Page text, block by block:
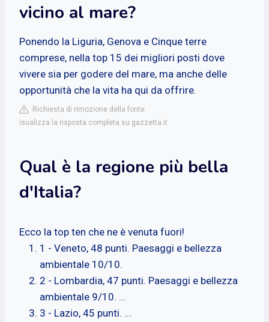
vicino al mare?
Ponendo la Liguria, Genova e Cinque terre
comprese, nella top 15 dei migliori posti dove
vivere sia per godere del mare, ma anche delle
opportunità che la vita ha qui da offrire.
Richiesta di rimozione della fonte
isualizza la risposta completa su gazzetta.it
Qual è la regione più bella
d'Italia?
Ecco la top ten che ne è venuta fuori!
1 - Veneto, 48 punti. Paesaggi e bellezza
ambientale 10/10.
2 - Lombardia, 47 punti. Paesaggi e bellezza
ambientale 9/10. ...
3 - Lazio, 45 punti. ...